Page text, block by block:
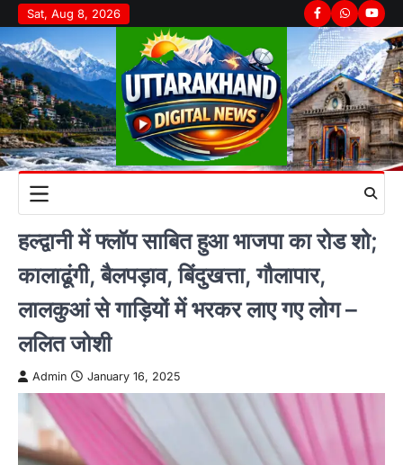
Skip
to
content
Sat, Aug 8, 2026 Facebook
Whatsapp
हल्द्वानी में फ्लॉप साबित हुआ भाजपा का रोड शो;
कालाढूंगी, बैलपड़ाव, बिंदुखत्ता, गौलापार,
लालकुआं से गाड़ियों में भरकर लाए गए लोग –
ललित जोशी
Admin January 16, 2025